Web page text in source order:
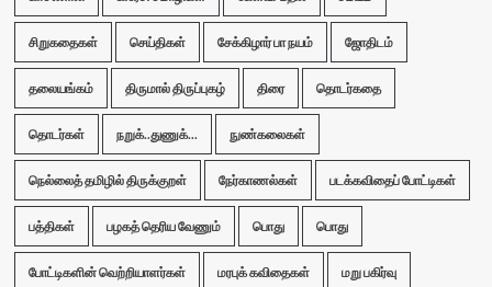
சிறுகதைகள் செய்திகள் சேக்கிழார் பா நயம் ஜோதிடம்
தலையங்கம் திருமால் திருப்புகழ் திரை தொடர்கதை
தொடர்கள் நறுக்..துணுக்... நுண்கலைகள்
நெல்லைத் தமிழில் திருக்குறள் நேர்காணல்கள் படக்கவிதைப் போட்டிகள்
பத்திகள் பழகத் தெரிய வேணும் பொது பொது
போட்டிகளின் வெற்றியாளர்கள் மரபுக் கவிதைகள் மறு பகிர்வு